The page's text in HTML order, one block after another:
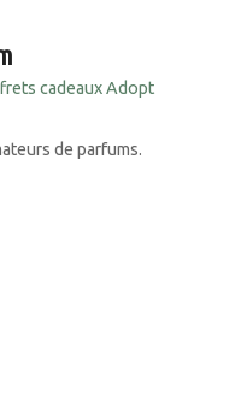
cadeaux Adopt
de parfums.